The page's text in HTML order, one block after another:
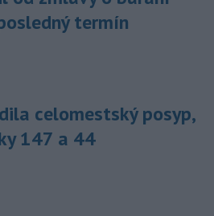
termín
celomestský posyp,
147 a 44